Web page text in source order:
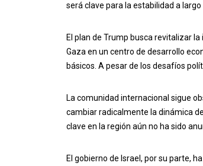
será clave para la estabilidad a
El plan de Trump busca revitalizar
Gaza en un centro de desarrollo
básicos. A pesar de los desafíos
La comunidad internacional sigue
cambiar radicalmente la dinámica
clave en la región aún no ha sido
El gobierno de Israel, por su parte,